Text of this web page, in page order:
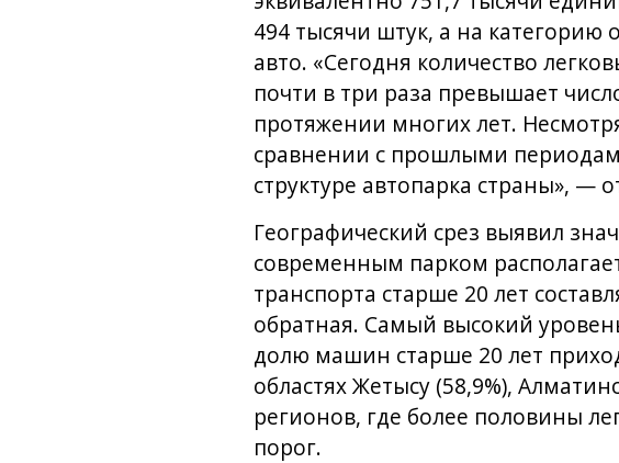
494 тысячи штук, а на категорию
авто. «Сегодня количество
почти в три раза превышает
протяжении многих лет.
сравнении с прошлыми
структуре автопарка страны», —
Географический срез выявил
современным парком
транспорта старше 20 лет
обратная. Самый высокий
долю машин старше 20 лет
областях Жетысу (58,9%),
регионов, где более половины
порог.